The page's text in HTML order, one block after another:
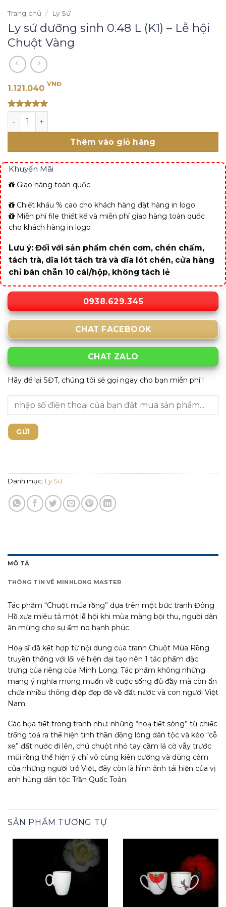
Trang chủ / Ly Sứ
Ly sứ dưỡng sinh 0.48 L (K1) – Lễ hội
Chuột Vàng
1.121.040 VNĐ
out of 5
Ly sứ dưỡng sinh 0.48 L (K1) - Lễ hội Chuột Vàng số lượng
Thêm vào giỏ hàng
Khuyến Mãi
Giao hàng toàn quốc
Chiết khấu % cao cho khách hàng đặt hàng in logo
Miễn phí file thiết kế và miễn phí giao hàng toàn quốc
cho khách hàng in logo
Lưu ý: Đối với sản phẩm chén cơm, chén chấm,
tách trà, dĩa lót tách trà và dĩa lót chén, cửa hàng
chỉ bán chẵn 10 cái/hộp, không tách lẻ
0938.629.345
CHAT FACEBOOK
CHAT ZALO
Hãy để lại SĐT, chúng tôi sẽ gọi ngay cho bạn miễn phí !
Danh mục: Ly Sứ
MÔ TẢ
THÔNG TIN VỀ MINHLONG MASTER
Tác phẩm “Chuột múa rồng” dựa trên một bức tranh Đông
Hồ xưa miêu tả một lễ hội khi mùa màng bội thu, người dân
ăn mừng cho sự ấm no hạnh phúc.
Hoạ sĩ đã kết hợp từ nội dung của tranh Chuột Múa Rồng
truyền thống với lối vẽ hiện đại tạo nên 1 tác phẩm đặc
trưng của riêng của Minh Long. Tác phẩm không những
mang ý nghĩa mong muốn về cuộc sống đủ đầy mà còn ẩn
chứa nhiều thông điệp đẹp đẽ về đất nước và con người Việt
Nam.
Các họa tiết trong tranh như: những “hoạ tiết sóng” từ chiếc
trống toả ra thể hiện tinh thần đồng lòng dân tộc và kéo “cỗ
xe” đất nước đi lên, chú chuột nhỏ tay cầm lá cờ vẫy trước
mũi rồng thể hiện ý chí vô cùng kiên cường và dũng cảm
của những người trẻ Việt, đây còn là hình ảnh tái hiện của vị
anh hùng dân tộc Trần Quốc Toản.
SẢN PHẨM TƯƠNG TỰ